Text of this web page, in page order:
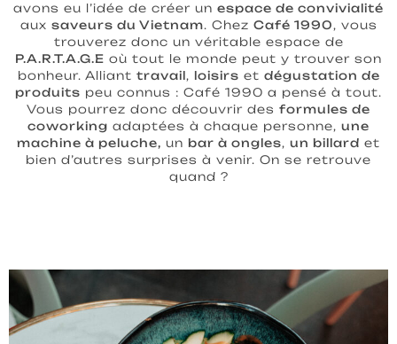
avons eu l’idée de créer un espace de convivialité
aux saveurs du Vietnam. Chez Café 1990, vous
trouverez donc un véritable espace de
P.A.R.T.A.G.E où tout le monde peut y trouver son
bonheur. Alliant travail, loisirs et dégustation de
produits peu connus : Café 1990 a pensé à tout.
Vous pourrez donc découvrir des formules de
coworking adaptées à chaque personne, une
machine à peluche, un bar à ongles, un billard et
bien d’autres surprises à venir. On se retrouve
quand ?